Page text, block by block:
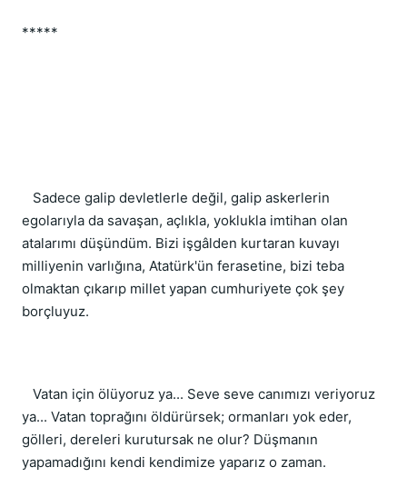
*****
Sadece galip devletlerle değil, galip askerlerin
egolarıyla da savaşan, açlıkla, yoklukla imtihan olan
atalarımı düşündüm. Bizi işgâlden kurtaran kuvayı
milliyenin varlığına, Atatürk'ün ferasetine, bizi teba
olmaktan çıkarıp millet yapan cumhuriyete çok şey
borçluyuz.
Vatan için ölüyoruz ya... Seve seve canımızı veriyoruz
ya... Vatan toprağını öldürürsek; ormanları yok eder,
gölleri, dereleri kurutursak ne olur? Düşmanın
yapamadığını kendi kendimize yaparız o zaman.